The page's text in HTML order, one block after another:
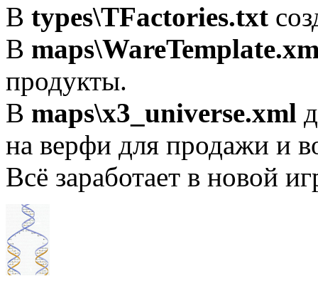
В types\TFactories.txt
В
продукты.
В maps\x3_universe.xml
на верфи для продажи и
Всё заработает в новой